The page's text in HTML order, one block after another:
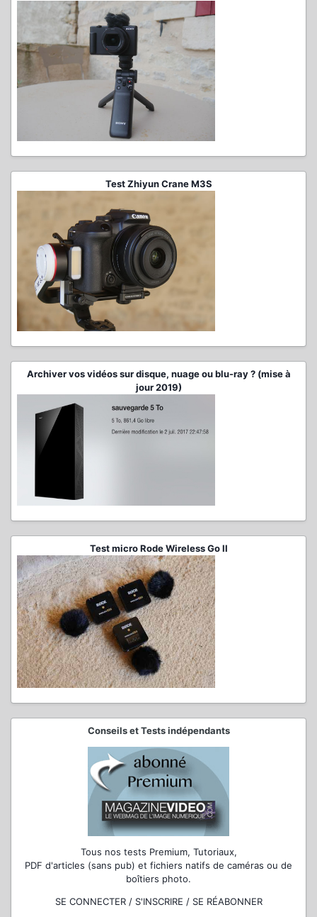
Test Zhiyun Crane M3S
Archiver vos vidéos sur disque, nuage ou blu-ray ? (mise à
jour 2019)
Test micro Rode Wireless Go II
Conseils et Tests indépendants
Tous nos tests Premium, Tutoriaux,
PDF d'articles (sans pub) et fichiers natifs de caméras ou de
boîtiers photo.
SE CONNECTER / S'INSCRIRE / SE RÉABONNER